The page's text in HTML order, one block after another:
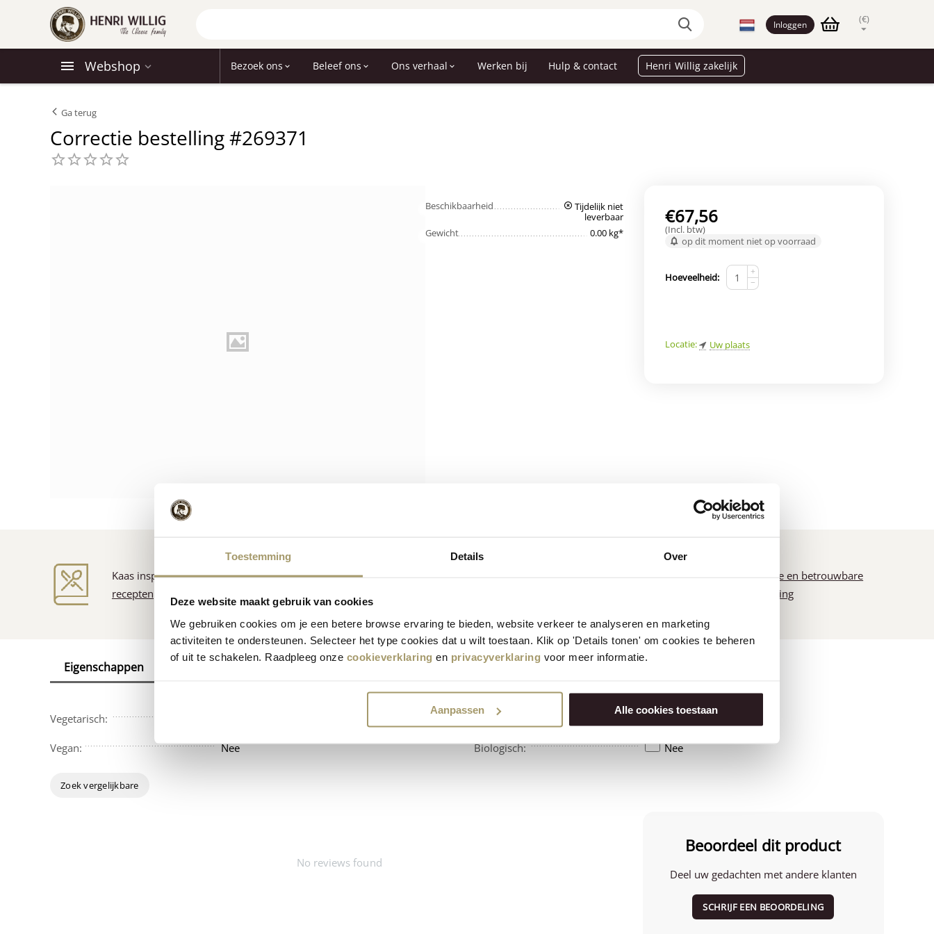
Toestemming Details Over
Deze website maakt gebruik van cookies
We gebruiken cookies om je een betere browse ervaring te bieden, website verkeer te analyseren en marketing
activiteiten te ondersteunen. Selecteer het type cookies dat u wilt toestaan. Klik op 'Details tonen' om cookies te beheren
of uit te schakelen. Raadpleeg onze cookieverklaring en privacyverklaring voor meer informatie.
Aanpassen Alle cookies toestaan
Inloggen (€)
Webshop Bezoek ons Beleef ons Ons verhaal Werken bij Hulp & contact Henri Willig zakelijk
Ga terug
Correctie bestelling #269371
Beschikbaarheid
Tijdelijk niet
leverbaar
Gewicht
0.00 kg*
€67,56
(Incl. btw)
op dit moment niet op voorraad
Hoeveelheid:
+
−
Locatie: Uw plaats
Kaas inspiratie
recepten
Premium
Snelle en betrouwbare
levering
Eigenschappen
Vegetarisch:
Vegan: Nee
Beschikbaarheid: Rest van de wereld
Biologisch: Nee
Zoek vergelijkbare
No reviews found
Beoordeel dit product
Deel uw gedachten met andere klanten
SCHRIJF EEN BEOORDELING